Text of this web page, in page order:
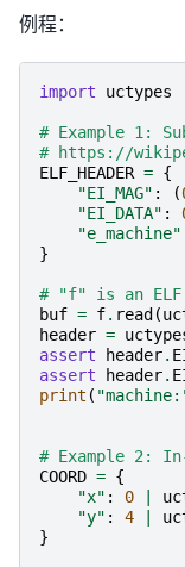
例程：
import uctypes
# Example 1:
# https://
ELF_HEADER = {
"EI_MAG" : (
"EI_DATA" :
"e_machine"
}
# "f" is an ELF
buf = f. read (
header =
assert
header.
assert
header.
print (
# Example 2:
COORD = {
"x" : 0
"y" : 4
}